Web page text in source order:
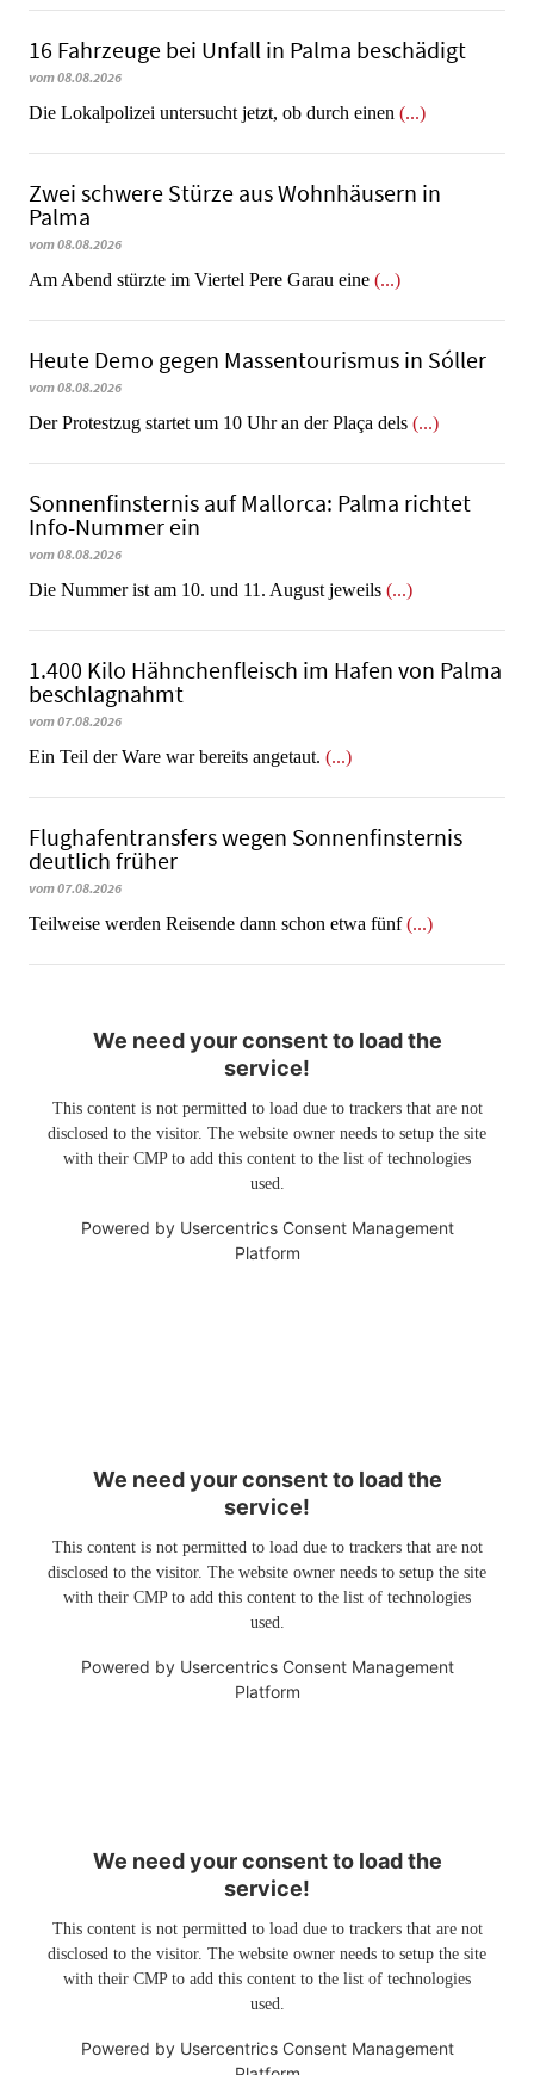
16 Fahrzeuge bei Unfall in Palma beschädigt
vom 08.08.2026
Die Lokalpolizei untersucht jetzt, ob durch einen (...)
Zwei schwere Stürze aus Wohnhäusern in
Palma
vom 08.08.2026
Am Abend stürzte im Viertel Pere Garau eine (...)
Heute Demo gegen Massentourismus in Sóller
vom 08.08.2026
Der Protestzug startet um 10 Uhr an der Plaça dels (...)
Sonnenfinsternis auf Mallorca: Palma richtet
Info-Nummer ein
vom 08.08.2026
Die Nummer ist am 10. und 11. August jeweils (...)
1.400 Kilo Hähnchenfleisch im Hafen von Palma
beschlagnahmt
vom 07.08.2026
​​​​​​​Ein Teil der Ware war bereits angetaut. (...)
Flughafentransfers wegen Sonnenfinsternis
deutlich früher
vom 07.08.2026
Teilweise werden Reisende dann schon etwa fünf(...)
We need your consent to load the
service!
This content is not permitted to load due to trackers that are not
disclosed to the visitor. The website owner needs to setup the site
with their CMP to add this content to the list of technologies
used.
Powered by Usercentrics Consent Management
Platform
We need your consent to load the
service!
This content is not permitted to load due to trackers that are not
disclosed to the visitor. The website owner needs to setup the site
with their CMP to add this content to the list of technologies
used.
Powered by Usercentrics Consent Management
Platform
We need your consent to load the
service!
This content is not permitted to load due to trackers that are not
disclosed to the visitor. The website owner needs to setup the site
with their CMP to add this content to the list of technologies
used.
Powered by Usercentrics Consent Management